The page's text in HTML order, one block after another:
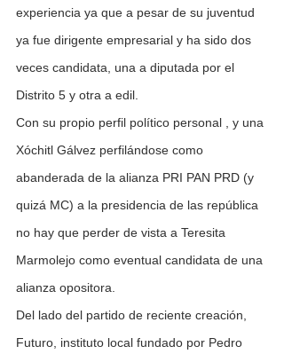
experiencia ya que a pesar de su juventud
ya fue dirigente empresarial y ha sido dos
veces candidata, una a diputada por el
Distrito 5 y otra a edil.
Con su propio perfil político personal , y una
Xóchitl Gálvez perfilándose como
abanderada de la alianza PRI PAN PRD (y
quizá MC) a la presidencia de las república
no hay que perder de vista a Teresita
Marmolejo como eventual candidata de una
alianza opositora.
Del lado del partido de reciente creación,
Futuro, instituto local fundado por Pedro